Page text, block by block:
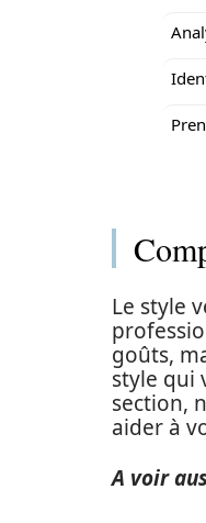
Le style
goûts,
style qui
section,
aider à
A voir